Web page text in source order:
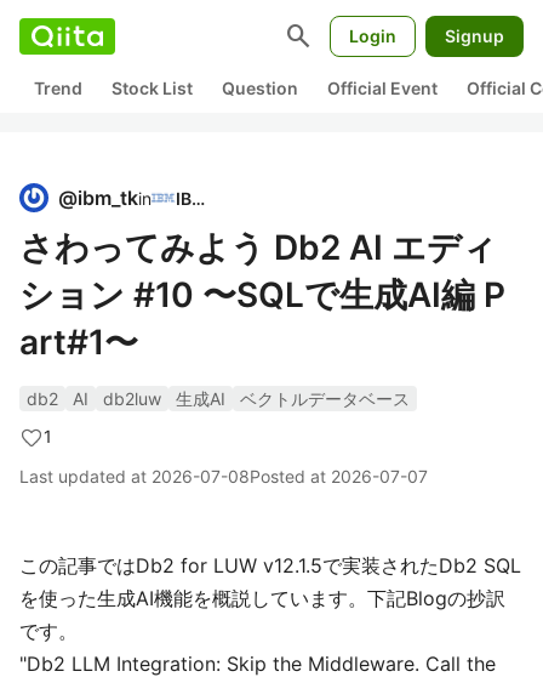
search Login Signup
Trend Stock List Question Official Event Official
@ibm_tkin IBM
さわってみよう Db2 AI エディ
ション #10 〜SQLで生成AI編 P
art#1〜
db2 AI db2luw 生成AI
ベクトルデータベース
1
Last updated at 2026-07-08Posted at 2026-07-07
この記事ではDb2 for LUW v12.1.5で実装されたDb2 SQL
を使った生成AI機能を概説しています。下記Blogの抄訳
です。
"Db2 LLM Integration: Skip the Middleware. Call the